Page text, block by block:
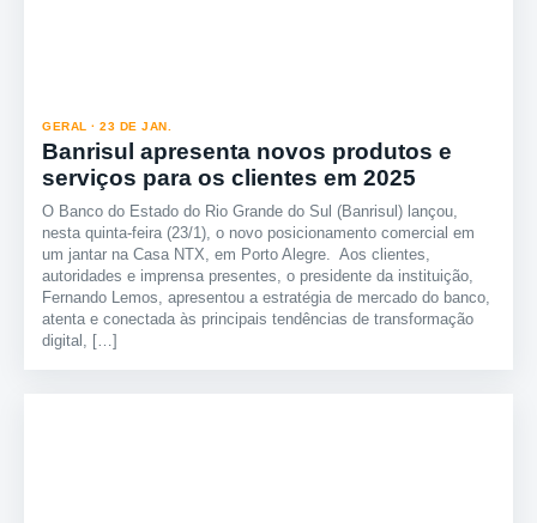
GERAL · 23 DE JAN.
Banrisul apresenta novos produtos e
serviços para os clientes em 2025
O Banco do Estado do Rio Grande do Sul (Banrisul) lançou,
nesta quinta-feira (23/1), o novo posicionamento comercial em
um jantar na Casa NTX, em Porto Alegre. Aos clientes,
autoridades e imprensa presentes, o presidente da instituição,
Fernando Lemos, apresentou a estratégia de mercado do banco,
atenta e conectada às principais tendências de transformação
digital, […]